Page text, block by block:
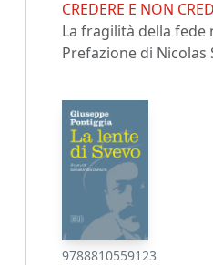
CREDERE E NON
La fragilità della fede
Prefazione di Nicolas
9788810559123